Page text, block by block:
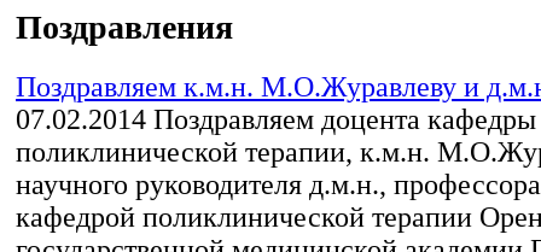
Поздравления
Поздравляем к.м.н. М.О.Журавлеву и
07.02.2014 Поздравляем доцента кафедры
поликлинической терапии, к.м.н.
научного руководителя д.м.н.,
кафедрой поликлинической терапии